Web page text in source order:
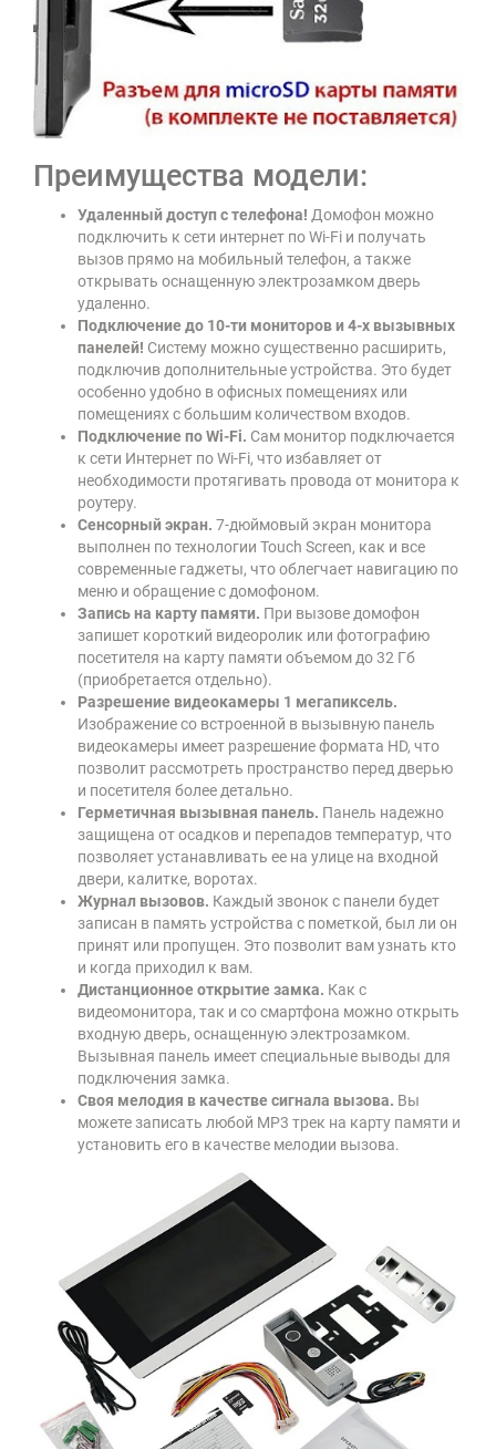
Преимущества модели:
Удаленный доступ с телефона! Домофон можно
подключить к сети интернет по Wi-Fi и получать
вызов прямо на мобильный телефон, а также
открывать оснащенную электрозамком дверь
удаленно.
Подключение до 10-ти мониторов и 4-х вызывных
панелей! Систему можно существенно расширить,
подключив дополнительные устройства. Это будет
особенно удобно в офисных помещениях или
помещениях с большим количеством входов.
Подключение по Wi-Fi. Сам монитор подключается
к сети Интернет по Wi-Fi, что избавляет от
необходимости протягивать провода от монитора к
роутеру.
Сенсорный экран. 7-дюймовый экран монитора
выполнен по технологии Touch Screen, как и все
современные гаджеты, что облегчает навигацию по
меню и обращение с домофоном.
Запись на карту памяти. При вызове домофон
запишет короткий видеоролик или фотографию
посетителя на карту памяти объемом до 32 Гб
(приобретается отдельно).
Разрешение видеокамеры 1 мегапиксель.
Изображение со встроенной в вызывную панель
видеокамеры имеет разрешение формата HD, что
позволит рассмотреть пространство перед дверью
и посетителя более детально.
Герметичная вызывная панель. Панель надежно
защищена от осадков и перепадов температур, что
позволяет устанавливать ее на улице на входной
двери, калитке, воротах.
Журнал вызовов. Каждый звонок с панели будет
записан в память устройства с пометкой, был ли он
принят или пропущен. Это позволит вам узнать кто
и когда приходил к вам.
Дистанционное открытие замка. Как с
видеомонитора, так и со смартфона можно открыть
входную дверь, оснащенную электрозамком.
Вызывная панель имеет специальные выводы для
подключения замка.
Своя мелодия в качестве сигнала вызова. Вы
можете записать любой MP3 трек на карту памяти и
установить его в качестве мелодии вызова.